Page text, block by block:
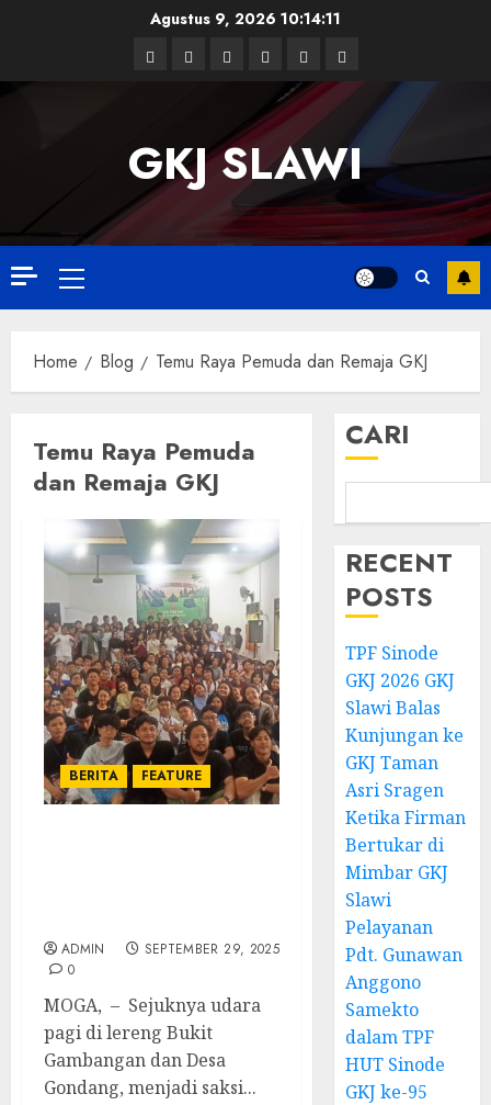
Agustus 9, 2026 10:14:12
Facebook
TwitterLinkedin
VK YoutubeInstagram
GKJ SLAWI
Primary
Menu
Home Blog Temu Raya Pemuda dan Remaja GKJ
Temu Raya Pemuda
dan Remaja GKJ
BERITA FEATURE
ADMIN
SEPTEMBER 29, 2025
0
MOGA, – Sejuknya udara
pagi di lereng Bukit
Gambangan dan Desa
Gondang, menjadi saksi...
CARI
RECENT
POSTS
TPF Sinode
GKJ 2026 GKJ
Slawi Balas
Kunjungan ke
GKJ Taman
Asri Sragen
Ketika Firman
Bertukar di
Mimbar GKJ
Slawi
Pelayanan
Pdt. Gunawan
Anggono
Samekto
dalam TPF
HUT Sinode
GKJ ke-95